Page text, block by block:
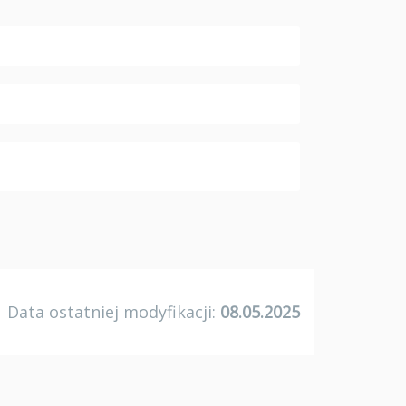
Data ostatniej modyfikacji: 08.05.2025